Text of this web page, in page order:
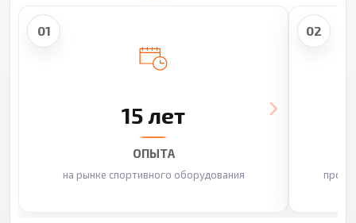
01
15 лет
ОПЫТА
на рынке спортивного оборудования
02